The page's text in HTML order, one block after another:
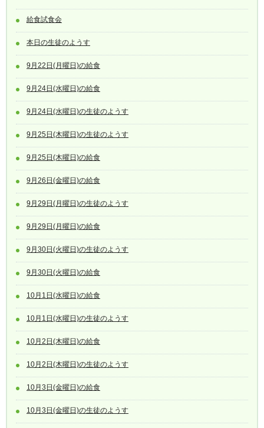
給食試食会
本日の生徒のようす
9月22日(月曜日)の給食
9月24日(水曜日)の給食
9月24日(水曜日)の生徒のようす
9月25日(木曜日)の生徒のようす
9月25日(木曜日)の給食
9月26日(金曜日)の給食
9月29日(月曜日)の生徒のようす
9月29日(月曜日)の給食
9月30日(火曜日)の生徒のようす
9月30日(火曜日)の給食
10月1日(水曜日)の給食
10月1日(水曜日)の生徒のようす
10月2日(木曜日)の給食
10月2日(木曜日)の生徒のようす
10月3日(金曜日)の給食
10月3日(金曜日)の生徒のようす